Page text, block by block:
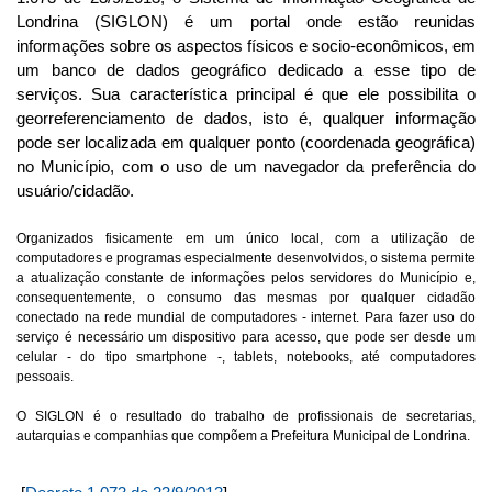
Londrina (SIGLON) é um portal onde estão reunidas
informações sobre os aspectos físicos e socio-econômicos, em
um banco de dados geográfico dedicado a esse tipo de
serviços. Sua característica principal é que ele possibilita o
georreferenciamento de dados, isto é, qualquer informação
pode ser localizada em qualquer ponto (coordenada geográfica)
no Município, com o uso de um navegador da preferência do
usuário/cidadão.
Organizados fisicamente em um único local, com a utilização de
computadores e programas especialmente desenvolvidos, o sistema permite
a atualização constante de informações pelos servidores do Município e,
consequentemente, o consumo das mesmas por qualquer cidadão
conectado na rede mundial de computadores - internet. Para fazer uso do
serviço é necessário um dispositivo para acesso, que pode ser desde um
celular - do tipo smartphone -, tablets, notebooks, até computadores
pessoais.
O SIGLON é o resultado do trabalho de profissionais de secretarias,
autarquias e companhias que compõem a Prefeitura Municipal de Londrina.